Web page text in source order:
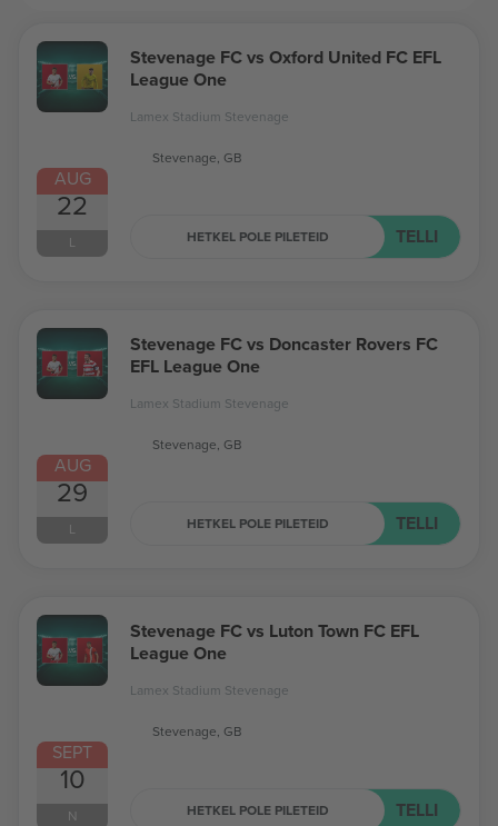
AUG
22
L
Stevenage FC vs Oxford United FC EFL
League One
Lamex Stadium Stevenage
Stevenage, GB
HETKEL POLE PILETEID TELLI
AUG
29
L
Stevenage FC vs Doncaster Rovers FC
EFL League One
Lamex Stadium Stevenage
Stevenage, GB
HETKEL POLE PILETEID TELLI
SEPT
10
N
Stevenage FC vs Luton Town FC EFL
League One
Lamex Stadium Stevenage
Stevenage, GB
HETKEL POLE PILETEID TELLI